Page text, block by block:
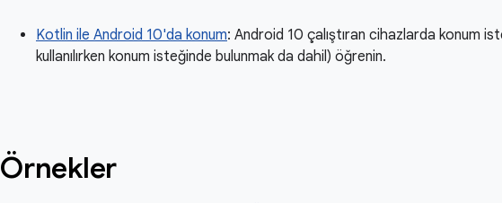
Kotlin ile Android 10'da konum: Android 10 çalıştıran cihazlarda konum
kullanılırken konum isteğinde bulunmak da dahil) öğrenin.
Örnekler